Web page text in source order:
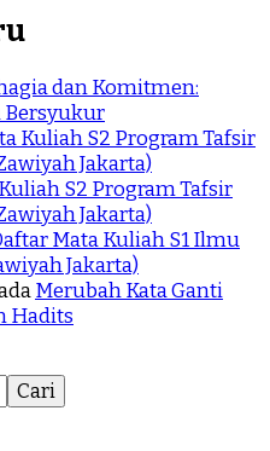
dan Komitmen:
Bersyukur
Kuliah S2 Program Tafsir
Jakarta)
S2 Program Tafsir
Jakarta)
Mata Kuliah S1 Ilmu
Jakarta)
Merubah Kata Ganti
Hadits
Cari